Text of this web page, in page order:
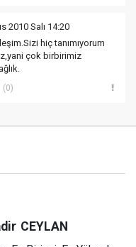
2010 Salı 14:20
hiç tanımıyorum
çok birbirimiz
(0)
CEYLAN